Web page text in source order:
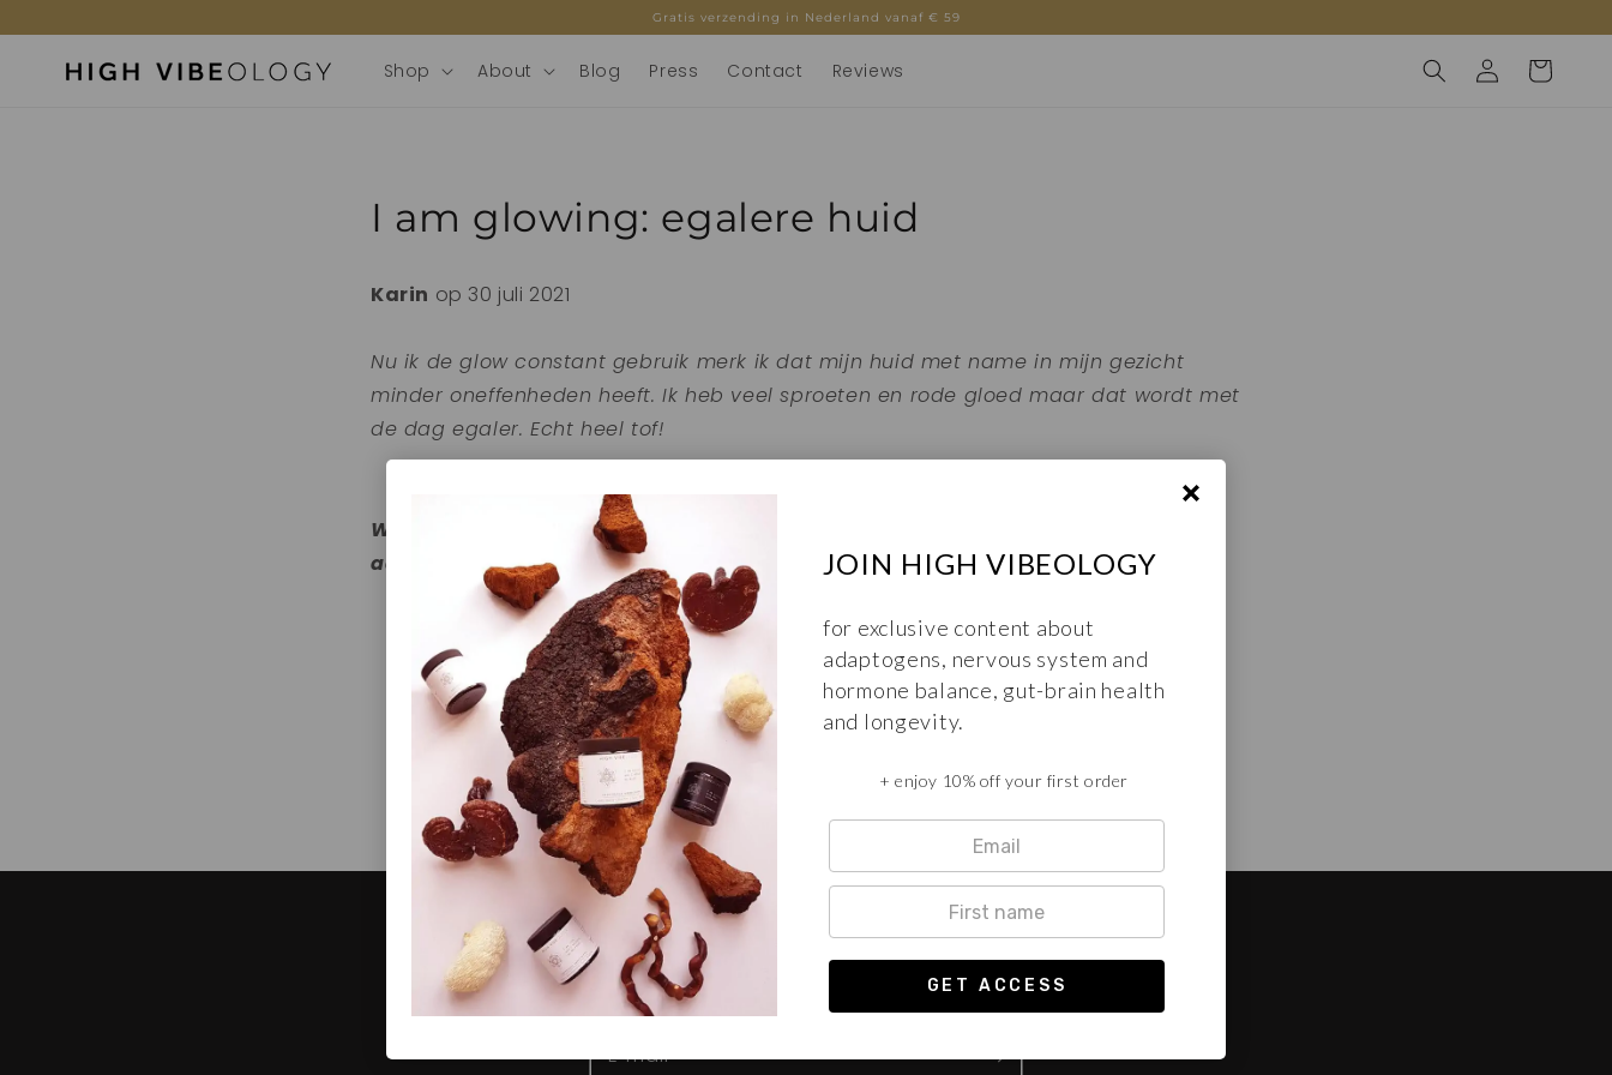
naar de
Gratis verzending in Nederland vanaf € 59
Shop About Blog Press Contact Reviews Inloggen
Winkelwagen
I am glowing: egalere huid
Karin op 30 juli 2021
Nu ik de glow constant gebruik merk ik dat mijn huid met name in mijn gezicht
minder oneffenheden heeft. Ik heb veel sproeten en rode gloed maar dat wordt met
de dag egaler. Echt heel tof!
Wil je ook jouw ervaring delen en een review achterlaten voor de I am glowing
adaptogenen? Dat kanhier.
Terug naar blog
Join us for more inspiration
and enjoy 10% off your first order
E‑mail
JOIN HIGH VIBEOLOGY
for exclusive content about
adaptogens, nervous system and
hormone balance, gut-brain health
and longevity.
+ enjoy 10% off your first order